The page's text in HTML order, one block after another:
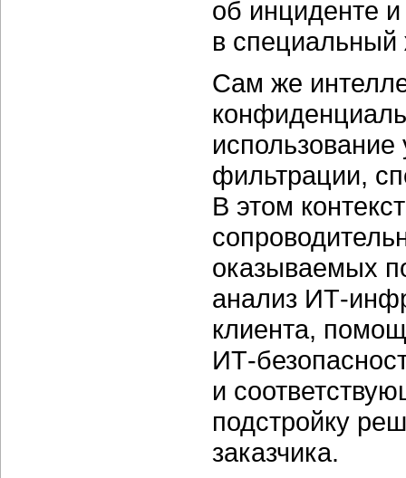
об инциденте и
в специальный
Сам же
фильтрации,
В этом
оказываемых
анализ ИТ-
клиента,
ИТ-
и
подстройку
заказчика.